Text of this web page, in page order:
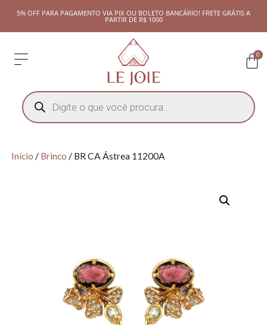
5% OFF PARA PAGAMENTO VIA PIX OU BOLETO BANCÁRIO! FRETE GRÁTIS A
PARTIR DE R$ 1000
0
Início / Brinco / BR CA Ástrea 11200A